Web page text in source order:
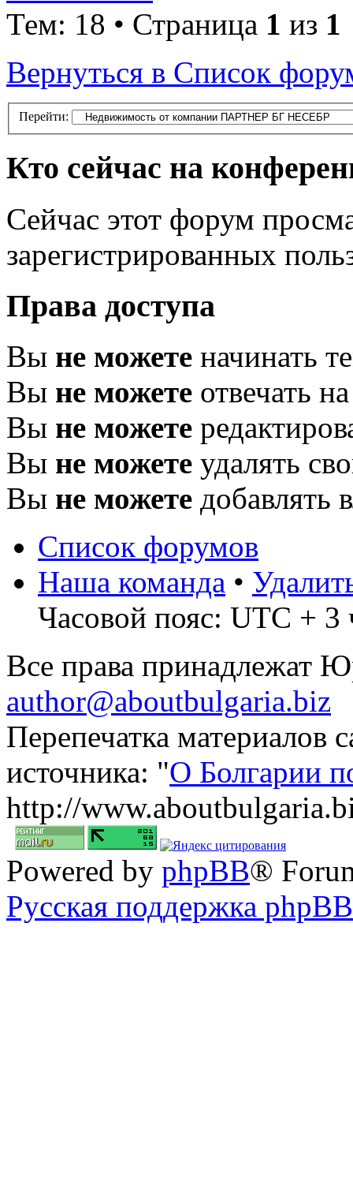
Тем: 18 • Страница 1 из 1
Вернуться в Список
Перейти:
Кто сейчас на
Сейчас этот форум
зарегистрированных
Права доступа
Вы не можете начинать
Вы не можете отвечать
Вы не можете
Вы не можете удалять
Вы не можете добавлять
Список форумов
Наша команда •
Часовой пояс: UTC + 3
Все права принадлежат
author@aboutbulgaria.biz
Перепечатка материалов
источника: "О Болгарии
http://
Powered by phpBB®
Русская поддержка phpBB